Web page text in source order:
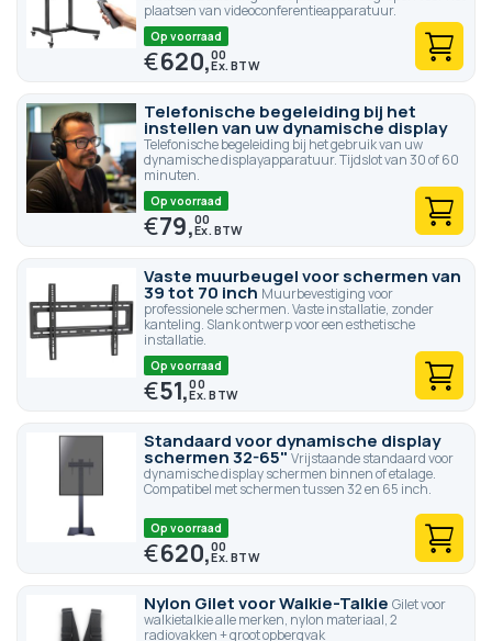
plaatsen van videoconferentieapparatuur.
Op voorraad
€620,00
Telefonische begeleiding bij het
instellen van uw dynamische display
Telefonische begeleiding bij het gebruik van uw
dynamische displayapparatuur. Tijdslot van 30 of 60
minuten.
Op voorraad
€79,00
Vaste muurbeugel voor schermen van
39 tot 70 inch Muurbevestiging voor
professionele schermen. Vaste installatie, zonder
kanteling. Slank ontwerp voor een esthetische
installatie.
Op voorraad
€51,00
Standaard voor dynamische display
schermen 32-65"Vrijstaande standaard voor
dynamische display schermen binnen of etalage.
Compatibel met schermen tussen 32 en 65 inch.
Op voorraad
€620,00
Nylon Gilet voor Walkie-Talkie Gilet voor
walkietalkie alle merken, nylon materiaal, 2
radiovakken + groot opbergvak